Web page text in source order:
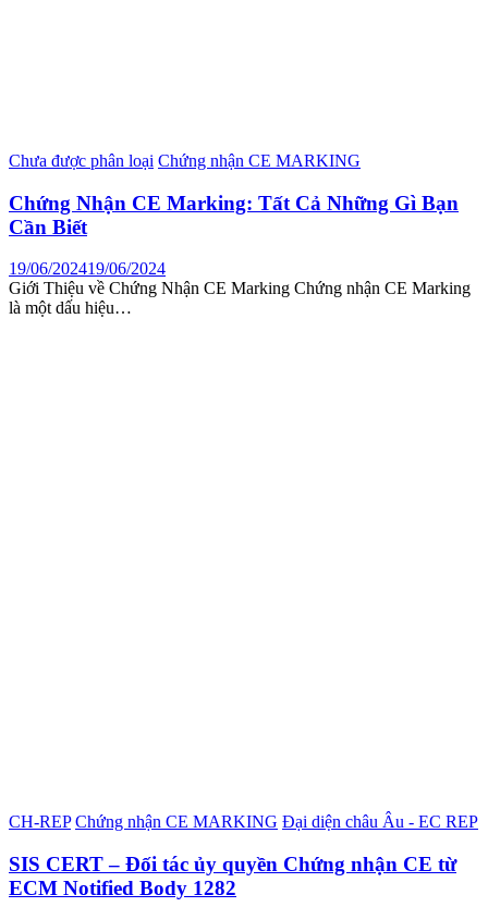
Chưa được phân loại Chứng nhận CE MARKING
Chứng Nhận CE Marking: Tất Cả Những Gì Bạn
Cần Biết
19/06/202419/06/2024
Giới Thiệu về Chứng Nhận CE Marking Chứng nhận CE Marking
là một dấu hiệu…
CH-REP Chứng nhận CE MARKING Đại diện châu Âu - EC REP
SIS CERT – Đối tác ủy quyền Chứng nhận CE từ
ECM Notified Body 1282